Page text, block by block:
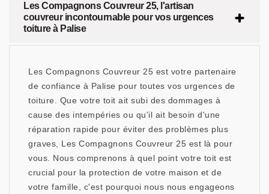
Les Compagnons Couvreur 25, l'artisan
couvreur incontournable pour vos urgences
toiture à Palise
Les Compagnons Couvreur 25 est votre partenaire
de confiance à Palise pour toutes vos urgences de
toiture. Que votre toit ait subi des dommages à
cause des intempéries ou qu'il ait besoin d'une
réparation rapide pour éviter des problèmes plus
graves, Les Compagnons Couvreur 25 est là pour
vous. Nous comprenons à quel point votre toit est
crucial pour la protection de votre maison et de
votre famille, c'est pourquoi nous nous engageons